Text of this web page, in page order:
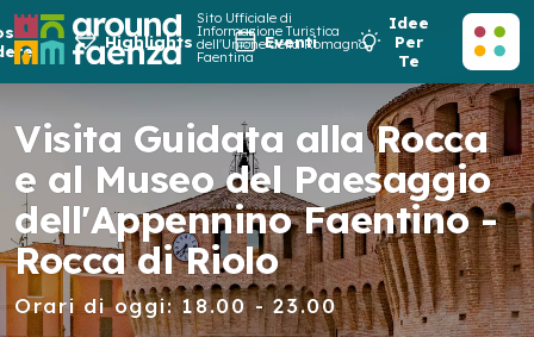
Sito Ufficiale di
Informazione Turistica
dell'Unione della Romagna
Faentina
Highlights Eventi
Idee
Per
Te
Visita Guidata alla Rocca
e al Museo del Paesaggio
dell'Appennino Faentino -
Rocca di Riolo
Orari di oggi: 18.00 - 23.00